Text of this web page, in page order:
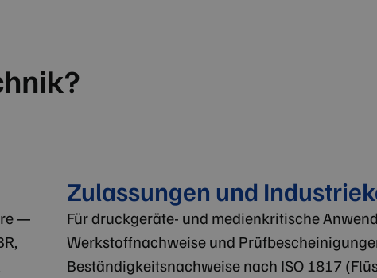
—
Zulassungen und
Für druckgeräte- und medienkritische
Werkstoffnachweise und
Beständigkeitsnachweise nach ISO 1817